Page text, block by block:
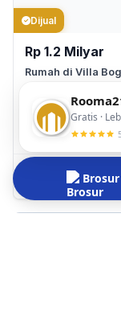
Dijual
Rp 1.2 Milyar
Rumah di Villa
LT78 m²LB
Brosur
Gratis ·